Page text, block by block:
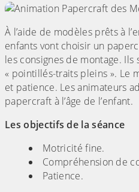
À l’aide de modèles prêts à
enfants vont choisir un
les consignes de montage.
« pointillés-traits pleins ». Le
et patience. Les animateurs
papercraft à l’âge de l’enfant.
Les objectifs de la séance
Motricité fine.
Compréhension de
Patience.